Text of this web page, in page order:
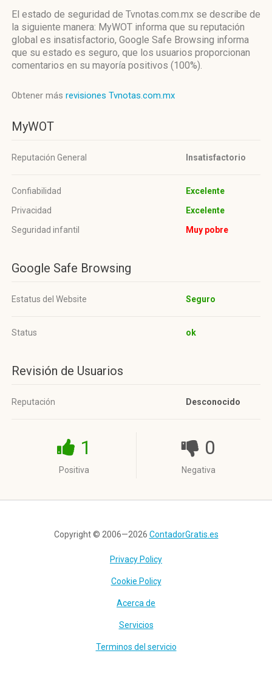
El estado de seguridad de Tvnotas.com.mx se describe de
la siguiente manera: MyWOT informa que su reputación
global es insatisfactorio, Google Safe Browsing informa
que su estado es seguro, que los usuarios proporcionan
comentarios en su mayoría positivos (100%).
Obtener más revisiones Tvnotas.com.mx
MyWOT
Reputación General Insatisfactorio
Confiabilidad
Excelente
Privacidad
Excelente
Seguridad infantil
Muy pobre
Google Safe Browsing
Estatus del Website Seguro
Status ok
Revisión de Usuarios
Reputación Desconocido
1
Positiva
0
Negativa
Copyright © 2006—2026 ContadorGratis.es
Privacy Policy
Cookie Policy
Acerca de
Servicios
Terminos del servicio